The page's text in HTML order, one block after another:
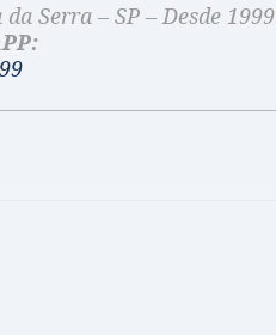
Serra – SP – Desde 1999